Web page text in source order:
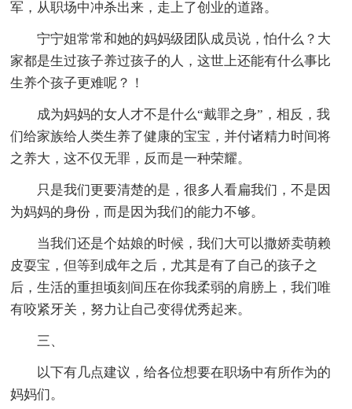
军，从职场中冲杀出来，走上了创业的道路。
宁宁姐常常和她的妈妈级团队成员说，怕什么？大
家都是生过孩子养过孩子的人，这世上还能有什么事比
生养个孩子更难呢？！
成为妈妈的女人才不是什么“戴罪之身”，相反，我
们给家族给人类生养了健康的宝宝，并付诸精力时间将
之养大，这不仅无罪，反而是一种荣耀。
只是我们更要清楚的是，很多人看扁我们，不是因
为妈妈的身份，而是因为我们的能力不够。
当我们还是个姑娘的时候，我们大可以撒娇卖萌赖
皮耍宝，但等到成年之后，尤其是有了自己的孩子之
后，生活的重担顷刻间压在你我柔弱的肩膀上，我们唯
有咬紧牙关，努力让自己变得优秀起来。
三、
以下有几点建议，给各位想要在职场中有所作为的
妈妈们。